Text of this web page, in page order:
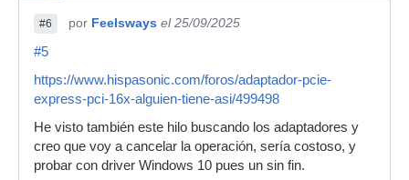
#6 por Feelsways el 25/09/2025
#5
https://www.hispasonic.com/foros/adaptador-pcie-
express-pci-16x-alguien-tiene-asi/499498
He visto también este hilo buscando los adaptadores y
creo que voy a cancelar la operación, sería costoso, y
probar con driver Windows 10 pues un sin fin.